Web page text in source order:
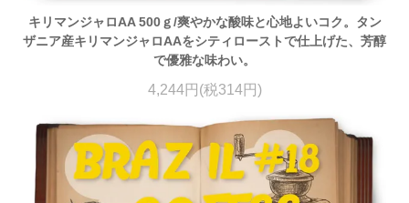
キリマンジャロAA 500ｇ/爽やかな酸味と心地よいコク。タン
ザニア産キリマンジャロAAをシティローストで仕上げた、芳醇
で優雅な味わい。
4,244円(税314円)